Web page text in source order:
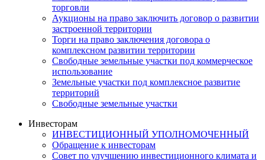
торговли
Аукционы на право заключить договор о развитии
застроенной территории
Торги на право заключения договора о
комплексном развитии территории
Свободные земельные участки под коммерческое
использование
Земельные участки под комплексное развитие
территорий
Свободные земельные участки
Инвесторам
ИНВЕСТИЦИОННЫЙ УПОЛНОМОЧЕННЫЙ
Обращение к инвесторам
Совет по улучшению инвестиционного климата и